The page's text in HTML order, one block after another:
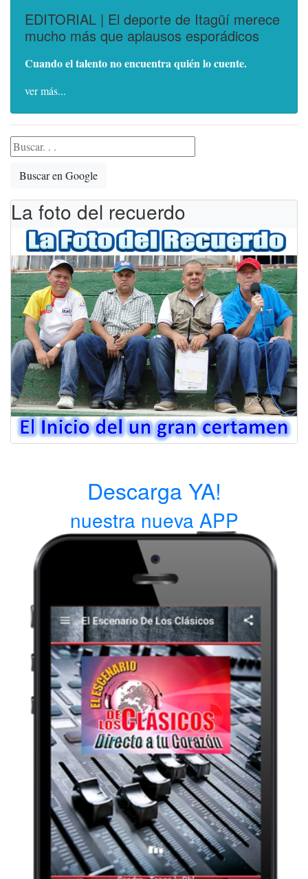
EDITORIAL | El deporte de Itagüí merece
mucho más que aplausos esporádicos
Cuando el talento no encuentra quién lo cuente.
ver más...
Buscar en Google
La foto del recuerdo
Descarga YA!
nuestra nueva APP